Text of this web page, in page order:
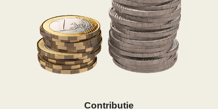
Contributie